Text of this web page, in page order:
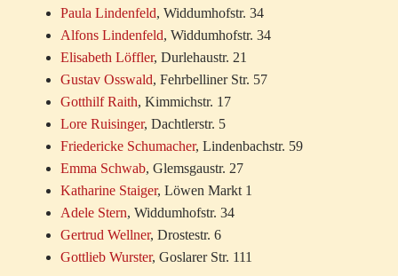
Paula Lindenfeld, Widdumhofstr. 34
Alfons Lindenfeld, Widdumhofstr. 34
Elisabeth Löffler, Durlehaustr. 21
Gustav Osswald, Fehrbelliner Str. 57
Gotthilf Raith, Kimmichstr. 17
Lore Ruisinger, Dachtlerstr. 5
Friedericke Schumacher, Lindenbachstr. 59
Emma Schwab, Glemsgaustr. 27
Katharine Staiger, Löwen Markt 1
Adele Stern, Widdumhofstr. 34
Gertrud Wellner, Drostestr. 6
Gottlieb Wurster, Goslarer Str. 111